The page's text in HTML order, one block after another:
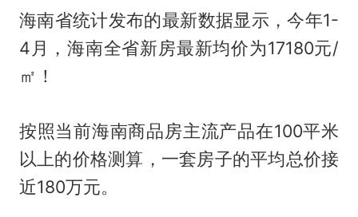
海南省统计发布的最新数据显示，今年1-
4月，海南全省新房最新均价为17180元/
㎡！
按照当前海南商品房主流产品在100平米
以上的价格测算，一套房子的平均总价接
近180万元。